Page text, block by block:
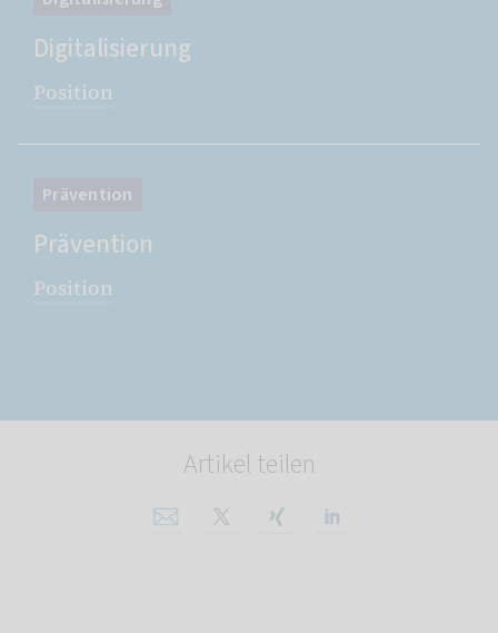
Digitalisierung
Position
Prävention
Prävention
Position
Artikel teilen
Per E-Mail teilen
Auf X teilenAuf Xing teilen
Auf Linkedin